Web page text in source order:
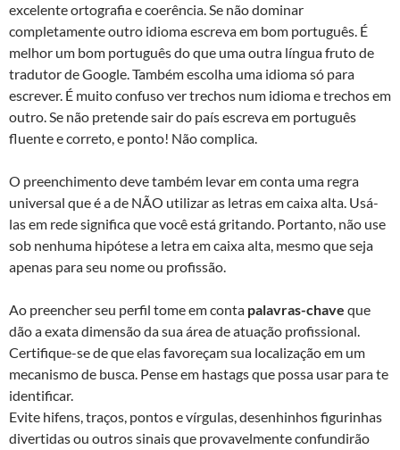
excelente ortografia e coerência. Se não dominar
completamente outro idioma escreva em bom português. É
melhor um bom português do que uma outra língua fruto de
tradutor de Google. Também escolha uma idioma só para
escrever. É muito confuso ver trechos num idioma e trechos em
outro. Se não pretende sair do país escreva em português
fluente e correto, e ponto! Não complica.
O preenchimento deve também levar em conta uma regra
universal que é a de NÃO utilizar as letras em caixa alta. Usá-
las em rede significa que você está gritando. Portanto, não use
sob nenhuma hipótese a letra em caixa alta, mesmo que seja
apenas para seu nome ou profissão.
Ao preencher seu perfil tome em conta palavras-chave que
dão a exata dimensão da sua área de atuação profissional.
Certifique-se de que elas favoreçam sua localização em um
mecanismo de busca. Pense em hastags que possa usar para te
identificar.
Evite hifens, traços, pontos e vírgulas, desenhinhos figurinhas
divertidas ou outros sinais que provavelmente confundirão